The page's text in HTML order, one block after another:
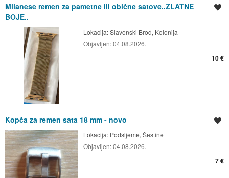
Milanese remen za pametne ili obične satove..ZLATNE
BOJE..
Lokacija:Slavonski Brod, Kolonija
Objavljen:04.08.2026.
10 €
Kopča za remen sata 18 mm - novo
Lokacija: Podsljeme, Šestine
Objavljen:04.08.2026.
7 €